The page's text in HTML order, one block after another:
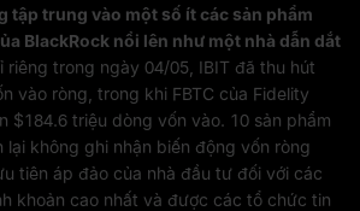
tập trung vào một số ít các sản phẩm
BlackRock nổi lên như một nhà dẫn dắt
riêng trong ngày 04/05, IBIT đã thu hút
vào ròng, trong khi FBTC của Fidelity
$184.6 triệu dòng vốn vào. 10 sản phẩm
lại không ghi nhận biến động vốn ròng
tiên áp đảo của nhà đầu tư đối với các
khoản cao nhất và được các tổ chức tin